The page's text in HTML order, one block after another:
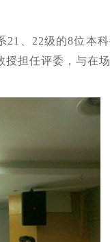
21、22级的8位本
担任评委，与在